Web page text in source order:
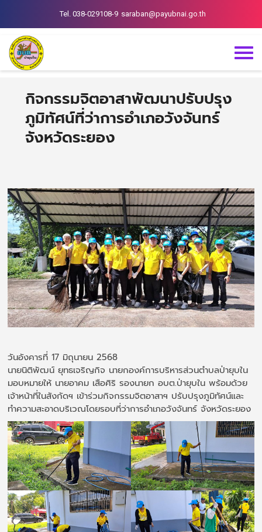
Tel. 038-029108-9 saraban@payubnai.go.th
กิจกรรมจิตอาสาพัฒนาปรับปรุง
ภูมิทัศน์ที่ว่าการอำเภอวังจันทร์
จังหวัดระยอง
วันอังคารที่ 17 มิถุนายน 2568
นายนิติพัฒน์ ยุทธเจริญกิจ นายกองค์การบริหารส่วนตำบลป่ายุบใน
มอบหมายให้ นายอาคม เสือศิริ รองนายก อบต.ป่ายุบใน พร้อมด้วย
เจ้าหน้าที่ในสังกัดฯ เข้าร่วมกิจกรรมจิตอาสาฯ ปรับปรุงภูมิทัศน์และ
ทำความสะอาดบริเวณโดยรอบที่ว่าการอำเภอวังจันทร์ จังหวัดระยอง